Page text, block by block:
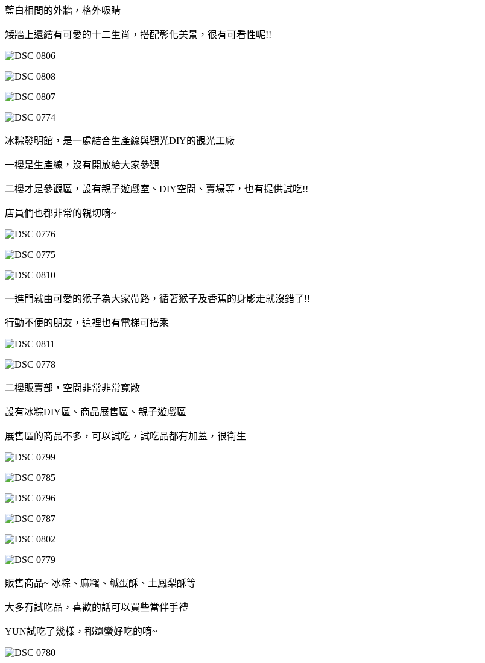
藍白相間的外牆，格外吸睛
矮牆上還繪有可愛的十二生肖，搭配彰化美景，很有可看性呢!!
冰粽發明館，是一處結合生產線與觀光DIY的觀光工廠
一樓是生產線，沒有開放給大家參觀
二樓才是參觀區，設有親子遊戲室、DIY空間、賣場等，也有提供試吃!!
店員們也都非常的親切唷~
一進門就由可愛的猴子為大家帶路，循著猴子及香蕉的身影走就沒錯了!!
行動不便的朋友，這裡也有電梯可搭乘
二樓販賣部，空間非常非常寬敞
設有冰粽DIY區、商品展售區、親子遊戲區
展售區的商品不多，可以試吃，試吃品都有加蓋，很衛生
販售商品~ 冰粽、麻糬、鹹蛋酥、土鳳梨酥等
大多有試吃品，喜歡的話可以買些當伴手禮
YUN試吃了幾樣，都還蠻好吃的唷~